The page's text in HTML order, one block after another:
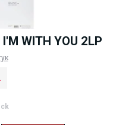
I'M WITH YOU 2LP